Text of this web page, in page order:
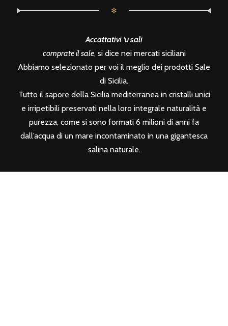
✻
Accattativi ‘u sali
comprate il sale, si dice nei mercati siciliani
Abbiamo selezionato per voi il meglio dei prodotti Sale
di Sicilia.
Tutto il sapore della Sicilia mediterranea in cristalli unici
e irripetibili preservati nella loro integrale naturalità e
purezza, come si sono formati 6 milioni di anni fa
dall’acqua di un mare incontaminato in una gigantesca
salina naturale.